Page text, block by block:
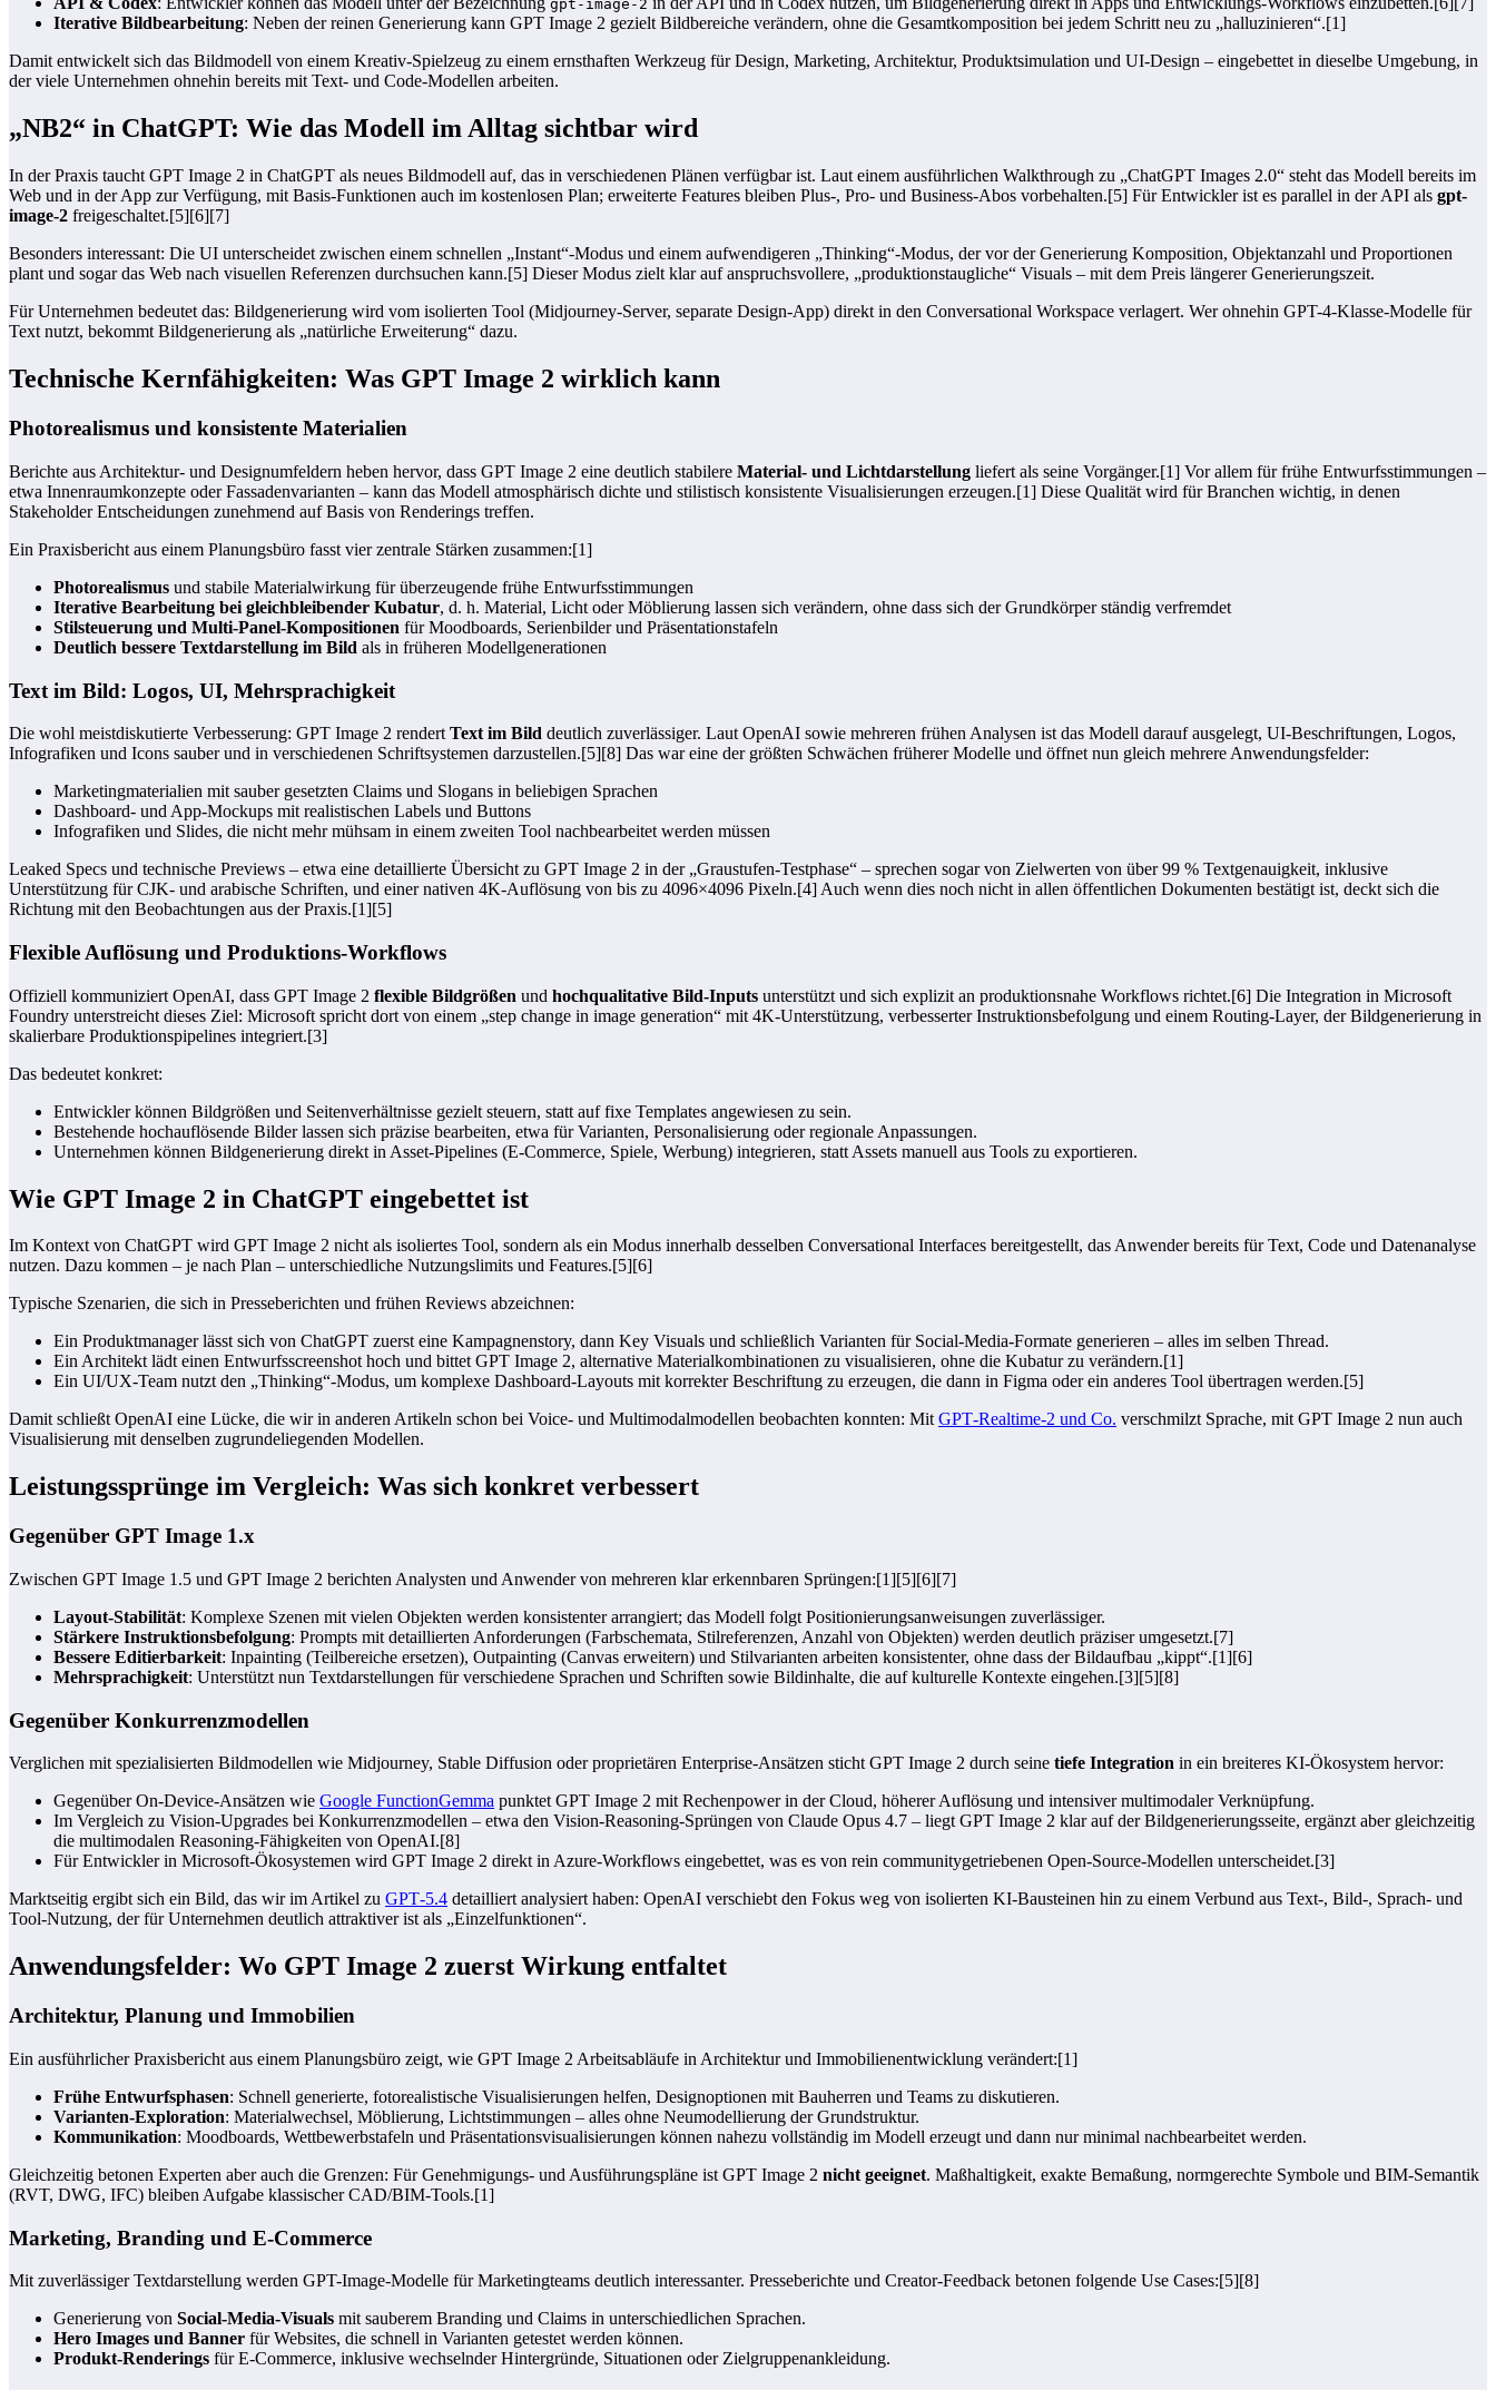
gpt-image-2
Iterative Bildbearbeitung: Neben der reinen Generierung kann GPT Image 2 gezielt Bildbereiche verändern, ohne die Gesamtkomposition bei jedem Schritt neu zu „halluzinieren“.[1]
Damit entwickelt sich das Bildmodell von einem Kreativ-Spielzeug zu einem ernsthaften Werkzeug für Design, Marketing, Architektur, Produktsimulation und UI-Design – eingebettet in dieselbe Umgebung, in
der viele Unternehmen ohnehin bereits mit Text- und Code-Modellen arbeiten.
„NB2“ in ChatGPT: Wie das Modell im Alltag sichtbar wird
In der Praxis taucht GPT Image 2 in ChatGPT als neues Bildmodell auf, das in verschiedenen Plänen verfügbar ist. Laut einem ausführlichen Walkthrough zu „ChatGPT Images 2.0“ steht das Modell bereits im
Web und in der App zur Verfügung, mit Basis-Funktionen auch im kostenlosen Plan; erweiterte Features bleiben Plus-, Pro- und Business-Abos vorbehalten.[5] Für Entwickler ist es parallel in der API als gpt-
image-2 freigeschaltet.[5][6][7]
Besonders interessant: Die UI unterscheidet zwischen einem schnellen „Instant“-Modus und einem aufwendigeren „Thinking“-Modus, der vor der Generierung Komposition, Objektanzahl und Proportionen
plant und sogar das Web nach visuellen Referenzen durchsuchen kann.[5] Dieser Modus zielt klar auf anspruchsvollere, „produktionstaugliche“ Visuals – mit dem Preis längerer Generierungszeit.
Für Unternehmen bedeutet das: Bildgenerierung wird vom isolierten Tool (Midjourney-Server, separate Design-App) direkt in den Conversational Workspace verlagert. Wer ohnehin GPT-4‑Klasse-Modelle für
Text nutzt, bekommt Bildgenerierung als „natürliche Erweiterung“ dazu.
Technische Kernfähigkeiten: Was GPT Image 2 wirklich kann
Photorealismus und konsistente Materialien
Berichte aus Architektur- und Designumfeldern heben hervor, dass GPT Image 2 eine deutlich stabilere Material- und Lichtdarstellung liefert als seine Vorgänger.[1] Vor allem für frühe Entwurfsstimmungen –
etwa Innenraumkonzepte oder Fassadenvarianten – kann das Modell atmosphärisch dichte und stilistisch konsistente Visualisierungen erzeugen.[1] Diese Qualität wird für Branchen wichtig, in denen
Stakeholder Entscheidungen zunehmend auf Basis von Renderings treffen.
Ein Praxisbericht aus einem Planungsbüro fasst vier zentrale Stärken zusammen:[1]
Photorealismus und stabile Materialwirkung für überzeugende frühe Entwurfsstimmungen
Iterative Bearbeitung bei gleichbleibender Kubatur, d. h. Material, Licht oder Möblierung lassen sich verändern, ohne dass sich der Grundkörper ständig verfremdet
Stilsteuerung und Multi-Panel-Kompositionen für Moodboards, Serienbilder und Präsentationstafeln
Deutlich bessere Textdarstellung im Bild als in früheren Modellgenerationen
Text im Bild: Logos, UI, Mehrsprachigkeit
Die wohl meistdiskutierte Verbesserung: GPT Image 2 rendert Text im Bild deutlich zuverlässiger. Laut OpenAI sowie mehreren frühen Analysen ist das Modell darauf ausgelegt, UI-Beschriftungen, Logos,
Infografiken und Icons sauber und in verschiedenen Schriftsystemen darzustellen.[5][8] Das war eine der größten Schwächen früherer Modelle und öffnet nun gleich mehrere Anwendungsfelder:
Marketingmaterialien mit sauber gesetzten Claims und Slogans in beliebigen Sprachen
Dashboard- und App-Mockups mit realistischen Labels und Buttons
Infografiken und Slides, die nicht mehr mühsam in einem zweiten Tool nachbearbeitet werden müssen
Leaked Specs und technische Previews – etwa eine detaillierte Übersicht zu GPT Image 2 in der „Graustufen-Testphase“ – sprechen sogar von Zielwerten von über 99 % Textgenauigkeit, inklusive
Unterstützung für CJK- und arabische Schriften, und einer nativen 4K-Auflösung von bis zu 4096×4096 Pixeln.[4] Auch wenn dies noch nicht in allen öffentlichen Dokumenten bestätigt ist, deckt sich die
Richtung mit den Beobachtungen aus der Praxis.[1][5]
Flexible Auflösung und Produktions-Workflows
Offiziell kommuniziert OpenAI, dass GPT Image 2 flexible Bildgrößen und hochqualitative Bild-Inputs unterstützt und sich explizit an produktionsnahe Workflows richtet.[6] Die Integration in Microsoft
Foundry unterstreicht dieses Ziel: Microsoft spricht dort von einem „step change in image generation“ mit 4K-Unterstützung, verbesserter Instruktionsbefolgung und einem Routing-Layer, der Bildgenerierung in
skalierbare Produktionspipelines integriert.[3]
Das bedeutet konkret:
Entwickler können Bildgrößen und Seitenverhältnisse gezielt steuern, statt auf fixe Templates angewiesen zu sein.
Bestehende hochauflösende Bilder lassen sich präzise bearbeiten, etwa für Varianten, Personalisierung oder regionale Anpassungen.
Unternehmen können Bildgenerierung direkt in Asset-Pipelines (E‑Commerce, Spiele, Werbung) integrieren, statt Assets manuell aus Tools zu exportieren.
Wie GPT Image 2 in ChatGPT eingebettet ist
Im Kontext von ChatGPT wird GPT Image 2 nicht als isoliertes Tool, sondern als ein Modus innerhalb desselben Conversational Interfaces bereitgestellt, das Anwender bereits für Text, Code und Datenanalyse
nutzen. Dazu kommen – je nach Plan – unterschiedliche Nutzungslimits und Features.[5][6]
Typische Szenarien, die sich in Presseberichten und frühen Reviews abzeichnen:
Ein Produktmanager lässt sich von ChatGPT zuerst eine Kampagnenstory, dann Key Visuals und schließlich Varianten für Social-Media-Formate generieren – alles im selben Thread.
Ein Architekt lädt einen Entwurfsscreenshot hoch und bittet GPT Image 2, alternative Materialkombinationen zu visualisieren, ohne die Kubatur zu verändern.[1]
Ein UI/UX-Team nutzt den „Thinking“-Modus, um komplexe Dashboard-Layouts mit korrekter Beschriftung zu erzeugen, die dann in Figma oder ein anderes Tool übertragen werden.[5]
Damit schließt OpenAI eine Lücke, die wir in anderen Artikeln schon bei Voice- und Multimodalmodellen beobachten konnten: MitGPT‑Realtime‑2 und Co. verschmilzt Sprache, mit GPT Image 2 nun auch
Visualisierung mit denselben zugrundeliegenden Modellen.
Leistungssprünge im Vergleich: Was sich konkret verbessert
Gegenüber GPT Image 1.x
Zwischen GPT Image 1.5 und GPT Image 2 berichten Analysten und Anwender von mehreren klar erkennbaren Sprüngen:[1][5][6][7]
Layout-Stabilität: Komplexe Szenen mit vielen Objekten werden konsistenter arrangiert; das Modell folgt Positionierungsanweisungen zuverlässiger.
Stärkere Instruktionsbefolgung: Prompts mit detaillierten Anforderungen (Farbschemata, Stilreferenzen, Anzahl von Objekten) werden deutlich präziser umgesetzt.[7]
Bessere Editierbarkeit: Inpainting (Teilbereiche ersetzen), Outpainting (Canvas erweitern) und Stilvarianten arbeiten konsistenter, ohne dass der Bildaufbau „kippt“.[1][6]
Mehrsprachigkeit: Unterstützt nun Textdarstellungen für verschiedene Sprachen und Schriften sowie Bildinhalte, die auf kulturelle Kontexte eingehen.[3][5][8]
Gegenüber Konkurrenzmodellen
Verglichen mit spezialisierten Bildmodellen wie Midjourney, Stable Diffusion oder proprietären Enterprise-Ansätzen sticht GPT Image 2 durch seine tiefe Integration in ein breiteres KI-Ökosystem hervor:
Gegenüber On-Device-Ansätzen wie Google FunctionGemma punktet GPT Image 2 mit Rechenpower in der Cloud, höherer Auflösung und intensiver multimodaler Verknüpfung.
Im Vergleich zu Vision-Upgrades bei Konkurrenzmodellen – etwa den Vision-Reasoning-Sprüngen von Claude Opus 4.7 – liegt GPT Image 2 klar auf der Bildgenerierungsseite, ergänzt aber gleichzeitig
die multimodalen Reasoning-Fähigkeiten von OpenAI.[8]
Für Entwickler in Microsoft-Ökosystemen wird GPT Image 2 direkt in Azure-Workflows eingebettet, was es von rein communitygetriebenen Open-Source-Modellen unterscheidet.[3]
Marktseitig ergibt sich ein Bild, das wir im Artikel zu GPT‑5.4 detailliert analysiert haben: OpenAI verschiebt den Fokus weg von isolierten KI-Bausteinen hin zu einem Verbund aus Text-, Bild-, Sprach- und
Tool-Nutzung, der für Unternehmen deutlich attraktiver ist als „Einzelfunktionen“.
Anwendungsfelder: Wo GPT Image 2 zuerst Wirkung entfaltet
Architektur, Planung und Immobilien
Ein ausführlicher Praxisbericht aus einem Planungsbüro zeigt, wie GPT Image 2 Arbeitsabläufe in Architektur und Immobilienentwicklung verändert:[1]
Frühe Entwurfsphasen: Schnell generierte, fotorealistische Visualisierungen helfen, Designoptionen mit Bauherren und Teams zu diskutieren.
Varianten-Exploration: Materialwechsel, Möblierung, Lichtstimmungen – alles ohne Neumodellierung der Grundstruktur.
Kommunikation: Moodboards, Wettbewerbstafeln und Präsentationsvisualisierungen können nahezu vollständig im Modell erzeugt und dann nur minimal nachbearbeitet werden.
Gleichzeitig betonen Experten aber auch die Grenzen: Für Genehmigungs- und Ausführungspläne ist GPT Image 2 nicht geeignet. Maßhaltigkeit, exakte Bemaßung, normgerechte Symbole und BIM-Semantik
(RVT, DWG, IFC) bleiben Aufgabe klassischer CAD/BIM-Tools.[1]
Marketing, Branding und E‑Commerce
Mit zuverlässiger Textdarstellung werden GPT-Image-Modelle für Marketingteams deutlich interessanter. Presseberichte und Creator-Feedback betonen folgende Use Cases:[5][8]
Generierung von Social-Media-Visuals mit sauberem Branding und Claims in unterschiedlichen Sprachen.
Hero Images und Banner für Websites, die schnell in Varianten getestet werden können.
Produkt-Renderings für E‑Commerce, inklusive wechselnder Hintergründe, Situationen oder Zielgruppenankleidung.